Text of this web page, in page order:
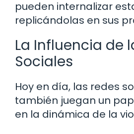
pueden internalizar
replicándolas en sus
La Influencia de
Sociales
Hoy en día, las redes
también juegan un
en la dinámica de la